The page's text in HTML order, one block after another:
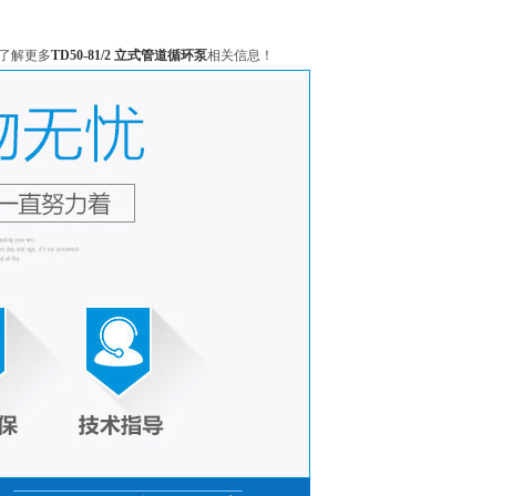
解更多TD50-81/2 立式管道循环泵相关信息！